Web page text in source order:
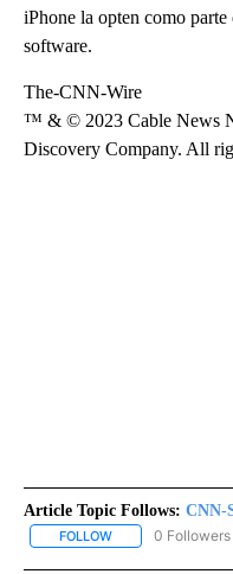
iPhone la opten como
software.
The-CNN-Wire
™ & © 2023 Cable News
Discovery Company. All
Article Topic Follows: CNN-
FOLLOW FOLLOW "CNN-
0 Followers